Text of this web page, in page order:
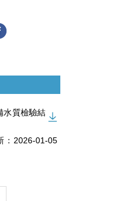
水質檢驗結
：2026-01-05